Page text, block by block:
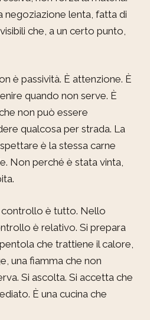
negoziazione lenta, fatta di
che, a un certo punto,
è passività. È attenzione. È
quando non serve. È
non può essere
qualcosa per strada. La
è la stessa carne
Non perché è stata vinta,
è tutto. Nello
è relativo. Si prepara
che trattiene il calore,
una fiamma che non
Si ascolta. Si accetta che
È una cucina che